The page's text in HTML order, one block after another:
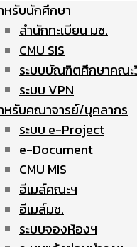
หรับนักศึกษา
สำนักทะเบียน มช.
CMU SIS
ระบบบัณฑิตศึกษาคณะ
ระบบ VPN
หรับคณาจารย์/บุคลากร
ระบบ e-Project
e-Document
CMU MIS
อีเมล์คณะฯ
อีเมล์มช.
ระบบจองห้องฯ